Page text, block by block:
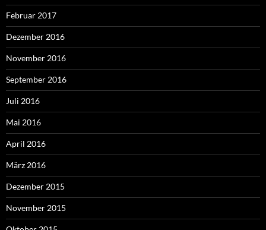
Februar 2017
Dezember 2016
November 2016
September 2016
Juli 2016
Mai 2016
April 2016
März 2016
Dezember 2015
November 2015